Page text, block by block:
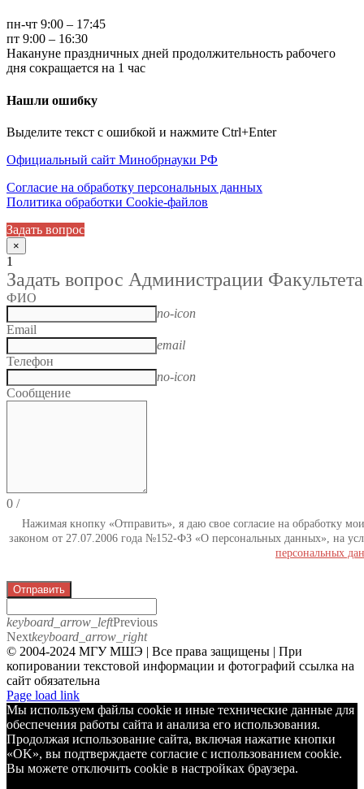
пн-чт 9:00 – 17:45
пт 9:00 – 16:30
Накануне праздничных дней продолжительность рабочего
дня сокращается на 1 час
Нашли ошибку
Выделите текст с ошибкой и нажмите Ctrl+Enter
Официальный сайт Минобрнауки РФ
Согласие на обработку персональных данных
Политика обработки Cookie-файлов
Задать вопрос
×
1
Задать вопрос Администрации Факультета
ФИО
no-icon
Email
email
Телефон
no-icon
Сообщение
0 /
Нажимая кнопку «Отправить», я даю свое согласие на обработку
законом от 27.07.2006 года №152-ФЗ «О персональных данных», на
персональных
Отправить
keyboard_arrow_leftPrevious
Nextkeyboard_arrow_right
© 2004-2024 МГУ МШЭ | Все права защищены | При
копировании текстовой информации и фотографий ссылка на
сайт обязательна
Telegram
Page load link
Мы используем файлы cookie и иные технические данные для
обеспечения работы сайта и анализа его использования.
Продолжая использование сайта, включая нажатие кнопки
«OK», вы подтверждаете согласие с использованием cookie.
Вы можете отключить cookie в настройках браузера.